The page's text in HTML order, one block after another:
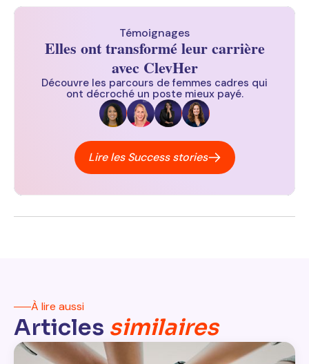
Témoignages
Elles ont transformé leur carrière
avec ClevHer
Découvre les parcours de femmes cadres qui
ont décroché un poste mieux payé.
Lire les Success stories
À lire aussi
Articles similaires